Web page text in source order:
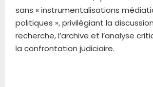
sans « instrumentalisations
politiques », privilégiant la
recherche, l’archive et l’analyse
la confrontation judiciaire.